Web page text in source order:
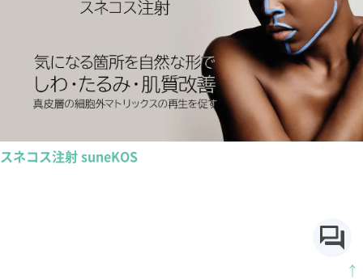
スネコス注射 suneKOS
↑